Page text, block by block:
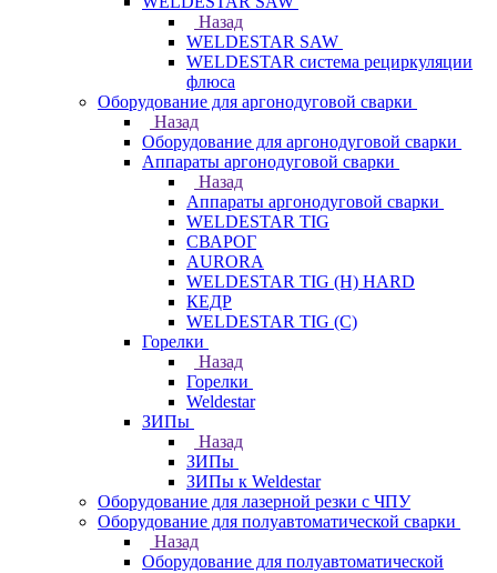
Назад
WELDESTAR SAW
WELDESTAR система рециркуляции
флюса
Оборудование для аргонодуговой сварки
Назад
Оборудование для аргонодуговой сварки
Аппараты аргонодуговой сварки
Назад
Аппараты аргонодуговой сварки
WELDESTAR TIG
СВАРОГ
AURORA
WELDESTAR TIG (H) HARD
КЕДР
WELDESTAR TIG (С)
Горелки
Назад
Горелки
Weldestar
ЗИПы
Назад
ЗИПы
ЗИПы к Weldestar
Оборудование для лазерной резки с ЧПУ
Оборудование для полуавтоматической сварки
Назад
Оборудование для полуавтоматической